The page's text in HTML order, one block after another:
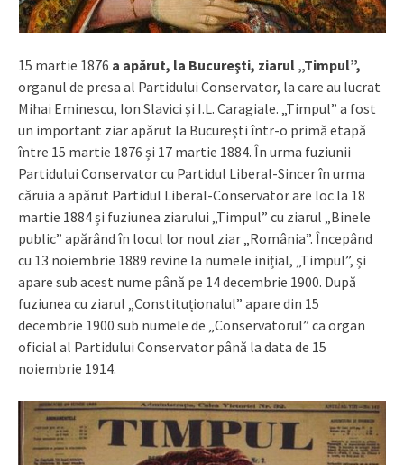
15 martie 1876 a apărut, la Bucureşti, ziarul „Timpul”,
organul de presa al Partidului Conservator, la care au lucrat
Mihai Eminescu, Ion Slavici şi I.L. Caragiale. „Timpul” a fost
un important ziar apărut la București într-o primă etapă
între 15 martie 1876 și 17 martie 1884. În urma fuziunii
Partidului Conservator cu Partidul Liberal-Sincer în urma
căruia a apărut Partidul Liberal-Conservator are loc la 18
martie 1884 și fuziunea ziarului „Timpul” cu ziarul „Binele
public” apărând în locul lor noul ziar „România”. Începând
cu 13 noiembrie 1889 revine la numele inițial, „Timpul”, și
apare sub acest nume până pe 14 decembrie 1900. După
fuziunea cu ziarul „Constituționalul” apare din 15
decembrie 1900 sub numele de „Conservatorul” ca organ
oficial al Partidului Conservator până la data de 15
noiembrie 1914.